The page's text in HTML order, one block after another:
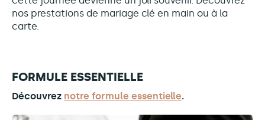
nos prestations de mariage clé en main ou à la
carte.
FORMULE ESSENTIELLE
Découvrez notre formule essentielle.